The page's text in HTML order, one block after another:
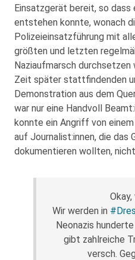
Einsatzgerät bereit, so dass
entstehen konnte, wonach
Polizeieinsatzführung mit
größten und letzten
Naziaufmarsch durchsetzen
Zeit später stattfindenden
Demonstration aus dem
war nur eine Handvoll
konnte ein Angriff von
auf Journalist:innen, die das
dokumentieren wollten,
Wir werden in
Neonazis
gibt zahlreiche
versch.